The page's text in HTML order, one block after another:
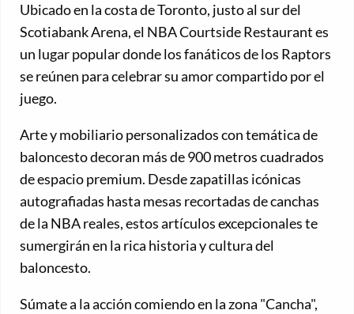
Ubicado en la costa de Toronto, justo al sur del
Scotiabank Arena, el NBA Courtside Restaurant es
un lugar popular donde los fanáticos de los Raptors
se reúnen para celebrar su amor compartido por el
juego.
Arte y mobiliario personalizados con temática de
baloncesto decoran más de 900 metros cuadrados
de espacio premium. Desde zapatillas icónicas
autografiadas hasta mesas recortadas de canchas
de la NBA reales, estos artículos excepcionales te
sumergirán en la rica historia y cultura del
baloncesto.
Súmate a la acción comiendo en la zona "Cancha",